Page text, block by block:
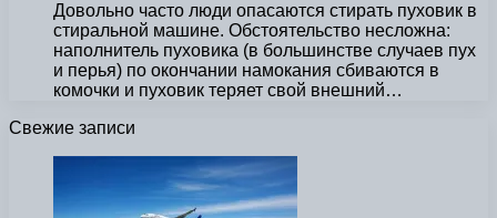
Довольно часто люди опасаются стирать пуховик в
стиральной машине. Обстоятельство несложна:
наполнитель пуховика (в большинстве случаев пух
и перья) по окончании намокания сбиваются в
комочки и пуховик теряет свой внешний…
Свежие записи